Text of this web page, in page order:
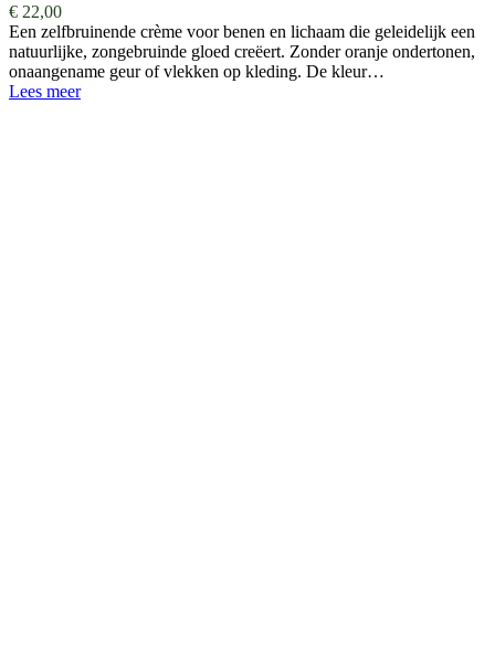
€ 22,00
Een zelfbruinende crème voor benen en lichaam die geleidelijk een
natuurlijke, zongebruinde gloed creëert. Zonder oranje ondertonen,
onaangename geur of vlekken op kleding. De kleur…
Lees meer